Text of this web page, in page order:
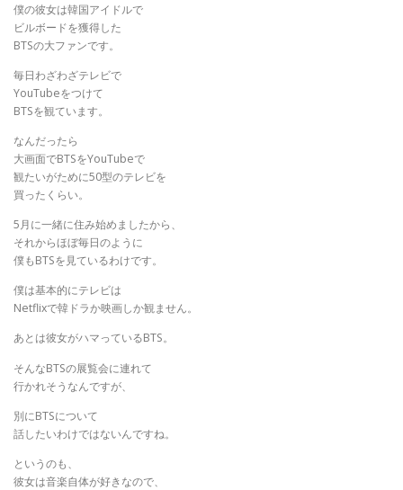
僕の彼女は韓国アイドルで
ビルボードを獲得した
BTSの大ファンです。
毎日わざわざテレビで
YouTubeをつけて
BTSを観ています。
なんだったら
大画面でBTSをYouTubeで
観たいがために50型のテレビを
買ったくらい。
5月に一緒に住み始めましたから、
それからほぼ毎日のように
僕もBTSを見ているわけです。
僕は基本的にテレビは
Netflixで韓ドラか映画しか観ません。
あとは彼女がハマっているBTS。
そんなBTSの展覧会に連れて
行かれそうなんですが、
別にBTSについて
話したいわけではないんですね。
というのも、
彼女は音楽自体が好きなので、